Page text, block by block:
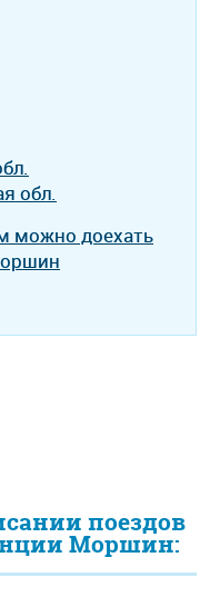
поездов
Моршин:
обл.
можно доехать